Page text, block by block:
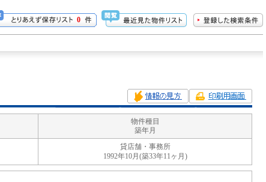
0
物件種目
築年月
貸店舗・事務所
1992年10月(築33年11ヶ月)